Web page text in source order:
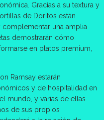
Gracias a su textura y
de Doritos están
una amplia
demostrarán cómo
en platos premium,
Ramsay estarán
y de hospitalidad en
mundo, y varias de ellas
de sus propios